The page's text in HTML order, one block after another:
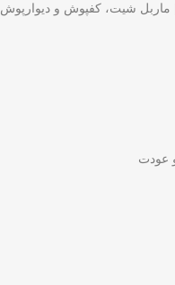
ماربل شیت، کفپوش و دیوارپوش
عودت